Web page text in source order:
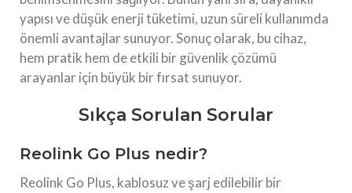
yapısı ve düşük enerji tüketimi, uzun süreli kullanımda
önemli avantajlar sunuyor. Sonuç olarak, bu cihaz,
hem pratik hem de etkili bir güvenlik çözümü
arayanlar için büyük bir fırsat sunuyor.
Sıkça Sorulan Sorular
Reolink Go Plus nedir?
Reolink Go Plus, kablosuz ve şarj edilebilir bir